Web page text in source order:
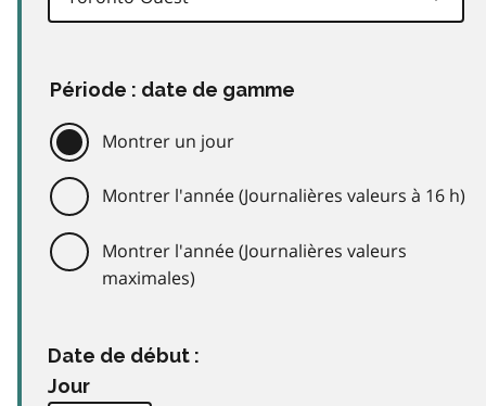
Période : date de gamme
Montrer un jour
Montrer l'année (Journalières valeurs à 16 h)
Montrer l'année (Journalières valeurs
maximales)
Date de début :
Jour